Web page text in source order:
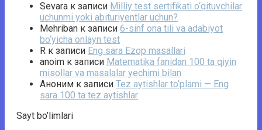
Sevara к записи Milliy test sertifikati o‘qituvchilar
uchunmi yoki abituriyentlar uchun?
Mehriban к записи 6-sinf ona tili va adabiyot
bo‘yicha onlayn test
R к записи Eng sara Ezop masallari
anoim к записи Matematika fanidan 100 ta qiyin
misollar va masalalar yechimi bilan
Аноним к записи Tez aytishlar to‘plami — Eng
sara 100 ta tez aytishlar
Sayt bo’limlari